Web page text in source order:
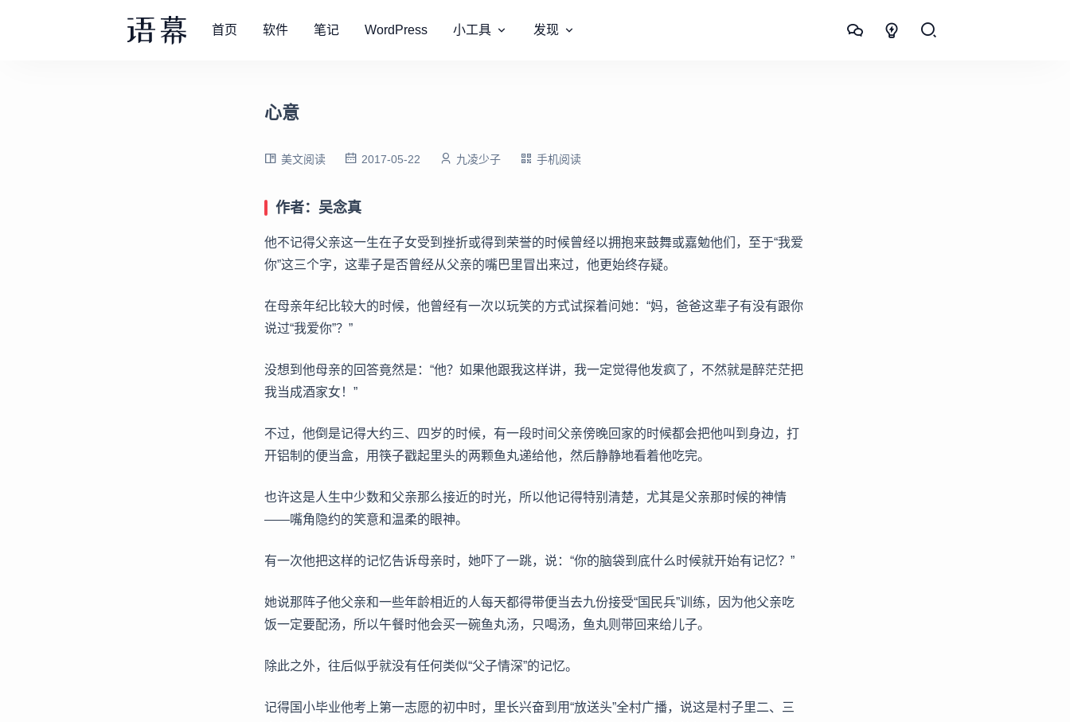
首页 软件 笔记 WordPress 小工具 发现
心意
美文阅读 2017-05-22 九凌少子 手机阅读
作者：吴念真
他不记得父亲这一生在子女受到挫折或得到荣誉的时候曾经以拥抱来鼓舞或嘉勉他们，至于“我爱
你”这三个字，这辈子是否曾经从父亲的嘴巴里冒出来过，他更始终存疑。
在母亲年纪比较大的时候，他曾经有一次以玩笑的方式试探着问她：“妈，爸爸这辈子有没有跟你
说过“我爱你”？”
没想到他母亲的回答竟然是：“他？如果他跟我这样讲，我一定觉得他发疯了，不然就是醉茫茫把
我当成酒家女！”
不过，他倒是记得大约三、四岁的时候，有一段时间父亲傍晚回家的时候都会把他叫到身边，打
开铝制的便当盒，用筷子戳起里头的两颗鱼丸递给他，然后静静地看着他吃完。
也许这是人生中少数和父亲那么接近的时光，所以他记得特别清楚，尤其是父亲那时候的神情
——嘴角隐约的笑意和温柔的眼神。
有一次他把这样的记忆告诉母亲时，她吓了一跳，说：“你的脑袋到底什么时候就开始有记忆？”
她说那阵子他父亲和一些年龄相近的人每天都得带便当去九份接受“国民兵”训练，因为他父亲吃
饭一定要配汤，所以午餐时他会买一碗鱼丸汤，只喝汤，鱼丸则带回来给儿子。
除此之外，往后似乎就没有任何类似“父子情深”的记忆。
记得国小毕业他考上第一志愿的初中时，里长兴奋到用“放送头”全村广播，说这是村子里二、三